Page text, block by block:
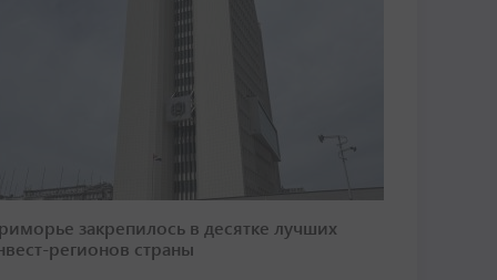
закрепилось в десятке лучших
регионов страны